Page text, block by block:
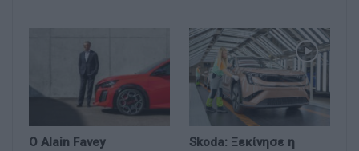
Ο Alain Favey
Skoda: Ξεκίνησε η